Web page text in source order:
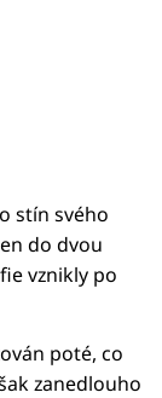
stín svého
do dvou
vznikly po
poté, co
zanedlouho